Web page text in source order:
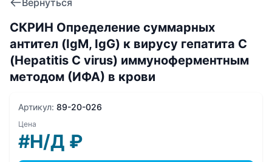
Вернуться
СКРИН Определение суммарных
антител (IgM, IgG) к вирусу гепатита С
(Hepatitis C virus) иммуноферментным
методом (ИФА) в крови
Артикул: 89-20-026
Цена
#Н/Д ₽